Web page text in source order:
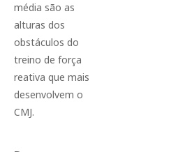
média são as
alturas dos
obstáculos do
treino de força
reativa que mais
desenvolvem o
CMJ.